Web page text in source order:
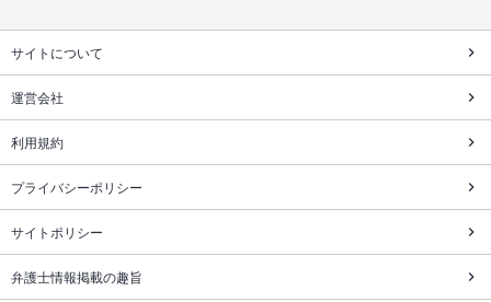
サイトについて
運営会社
利用規約
プライバシーポリシー
サイトポリシー
弁護士情報掲載の趣旨